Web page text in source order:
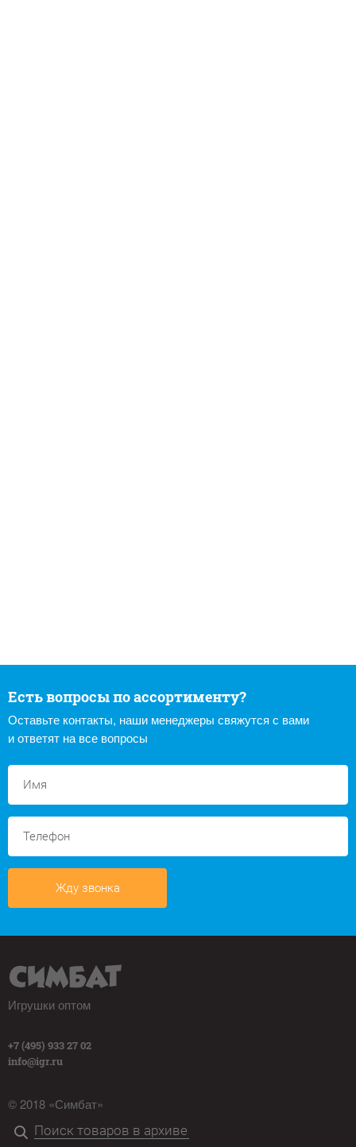
Есть вопросы по ассортименту?
Оставьте контакты, наши менеджеры свяжутся с вами
и ответят на все вопросы
Жду звонка
Игрушки оптом
+7 (495) 933 27 02
info@igr.ru
© 2018 «Симбат»